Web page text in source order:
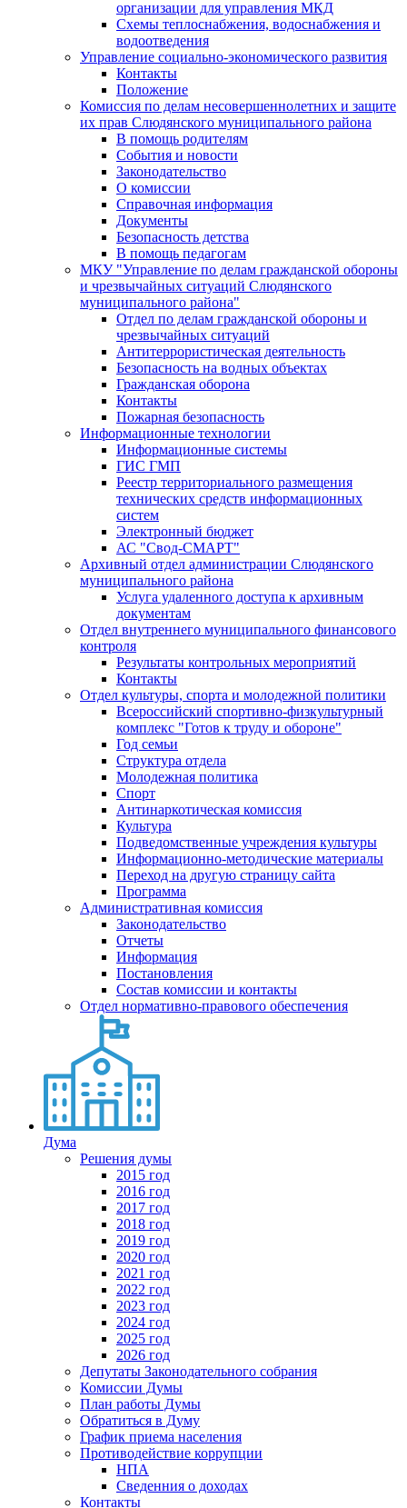
организации для управления МКД
Схемы теплоснабжения, водоснабжения и
водоотведения
Управление социально-экономического развития
Контакты
Положение
Комиссия по делам несовершеннолетних и защите
их прав Слюдянского муниципального района
В помощь родителям
События и новости
Законодательство
О комиссии
Справочная информация
Документы
Безопасность детства
В помощь педагогам
МКУ "Управление по делам гражданской обороны
и чрезвычайных ситуаций Слюдянского
муниципального района"
Отдел по делам гражданской обороны и
чрезвычайных ситуаций
Антитеррористическая деятельность
Безопасность на водных объектах
Гражданская оборона
Контакты
Пожарная безопасность
Информационные технологии
Информационные системы
ГИС ГМП
Реестр территориального размещения
технических средств информационных
систем
Электронный бюджет
АС "Свод-СМАРТ"
Архивный отдел администрации Слюдянского
муниципального района
Услуга удаленного доступа к архивным
документам
Отдел внутреннего муниципального финансового
контроля
Результаты контрольных мероприятий
Контакты
Отдел культуры, спорта и молодежной политики
Всероссийский спортивно-физкультурный
комплекс "Готов к труду и обороне"
Год семьи
Структура отдела
Молодежная политика
Спорт
Антинаркотическая комиссия
Культура
Подведомственные учреждения культуры
Информационно-методические материалы
Переход на другую страницу сайта
Программа
Административная комиссия
Законодательство
Отчеты
Информация
Постановления
Состав комиссии и контакты
Отдел нормативно-правового обеспечения
Дума
Решения думы
2015 год
2016 год
2017 год
2018 год
2019 год
2020 год
2021 год
2022 год
2023 год
2024 год
2025 год
2026 год
Депутаты Законодательного собрания
Комиссии Думы
План работы Думы
Обратиться в Думу
График приема населения
Противодействие коррупции
НПА
Сведенния о доходах
Контакты